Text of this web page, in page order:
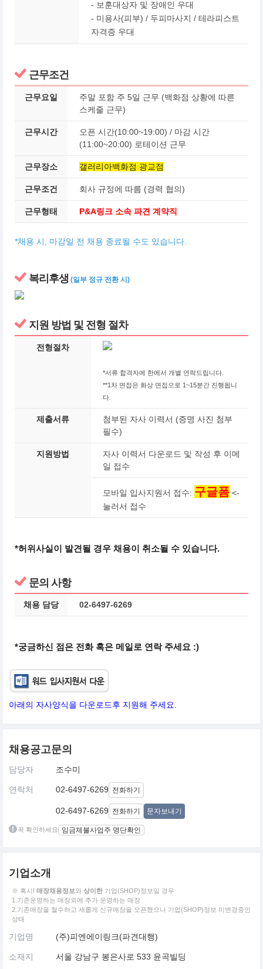
- 보훈대상자 및 장애인 우대
- 미용사(피부) / 두피마사지 / 테라피스트
자격증 우대
근무조건
근무요일
주말 포함 주 5일 근무 (백화점 상황에 따른
스케줄 근무)
근무시간
오픈 시간(10:00~19:00) / 마감 시간
(11:00~20:00) 로테이션 근무
근무장소 갤러리아백화점 광교점
근무조건 회사 규정에 따름 (경력 협의)
근무형태 P&A링크 소속 파견 계약직
*채용 시, 마감일 전 채용 종료될 수도 있습니다.
복리후생 (일부 정규 전환 시)
지원 방법 및 전형 절차
전형절차
*서류 합격자에 한에서 개별 연락드립니다.
**1차 면접은 화상 면접으로 1~15분간 진행됩니
다.
제출서류
첨부된 자사 이력서 (증명 사진 첨부
필수)
지원방법
자사 이력서 다운로드 및 작성 후 이메
일 접수
모바일 입사지원서 접수: 구글폼 <-
눌러서 접수
*허위사실이 발견될 경우 채용이 취소될 수 있습니다.
문의 사항
채용 담당 02-6497-6269
*궁금하신 점은 전화 혹은 메일로 연락 주세요 :)
아래의 자사양식을 다운로드후 지원해 주세요.
채용공고문의
담당자 조수미
연락처 02-6497-6269 전화하기
02-6497-6269 전화하기 문자보내기
꼭 확인하세요 임금체불사업주 명단확인
기업소개
※ 혹시! 매장채용정보와 상이한 기업(SHOP)정보일 경우
1.기존운영하는 매장외에 추가 운영하는 매장
2.기존매장을 철수하고 새롭게 신규매장을 오픈했으나 기업(SHOP)정보 미변경중인
상태
기업명 (주)피엔에이링크(파견대행)
소재지 서울 강남구 봉은사로 533 윤곡빌딩